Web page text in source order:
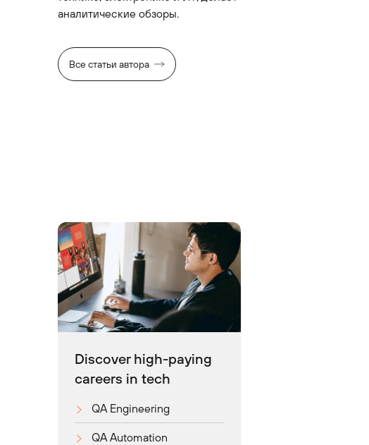
аналитические обзоры.
Все статьи автора
Discover high-paying
careers in tech
QA Engineering
QA Automation